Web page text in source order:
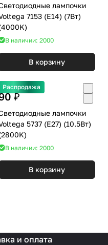
лампочки
7153 (E14) (7Вт)
В наличии: 2000
В корзину
Распродажа
₽
лампочки
5737 (E27) (10.5Вт)
В наличии: 2000
В корзину
и оплата